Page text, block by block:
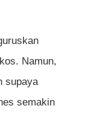
Namun,
supaya
semakin